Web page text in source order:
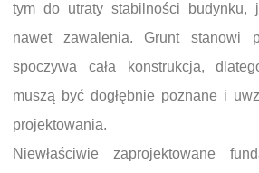
tym do utraty stabilności budynku,
nawet zawalenia. Grunt stanowi
spoczywa cała konstrukcja,
muszą być dogłębnie poznane i
projektowania.
Niewłaściwie zaprojektowane